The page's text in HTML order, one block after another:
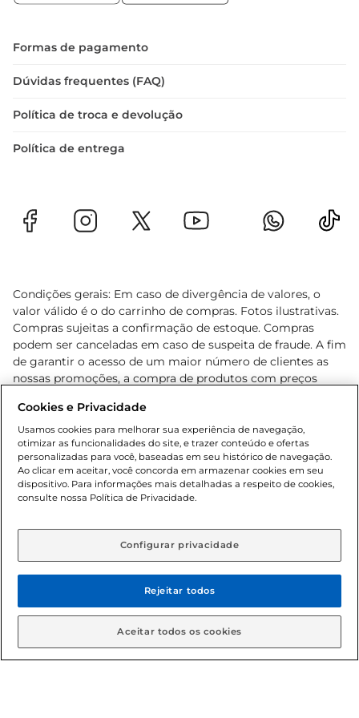
que respeita as tradições culináriase atende às
expectativas dos consumidores mais exigentes.
por uma experiência gastronômica que valoriza o
Formas de pagamento
Dúvidas frequentes (FAQ)
Política de troca e devolução
Política de entrega
Condições gerais: Em caso de divergência de valores, o
valor válido é o do carrinho de compras. Fotos ilustrativas.
Compras sujeitas a confirmação de estoque. Compras
podem ser canceladas em caso de suspeita de fraude. A fim
de garantir o acesso de um maior número de clientes as
nossas promoções, a compra de produtos com preços
cliente. Os preços, ofertas e condições são exclusivos para
o e-commerce e válidos durante o dia de hoje, podendo
sofrer alterações sem prévia notificação. Proibida a venda
de bebidas alcoólicas para menores de 18 anos, conforme
Lei n.º 8069/90, art. 81, inciso II (Estatuto da Criança e do
Adolescente). Preços e condições exclusivos para o
aviso prévio. O valor mínimo para as compras on-line é de
© 2026 Copyright. Todos os direitos
reservados Gbarbosa.
Cookies e Privacidade
Usamos cookies para melhorar sua experiência de navegação,
otimizar as funcionalidades do site, e trazer conteúdo e ofertas
personalizadas para você, baseadas em seu histórico de navegação.
Ao clicar em aceitar, você concorda em armazenar cookies em seu
dispositivo. Para informações mais detalhadas a respeito de cookies,
consulte nossa Política de Privacidade.
Configurar privacidade
Rejeitar todos
Aceitar todos os cookies